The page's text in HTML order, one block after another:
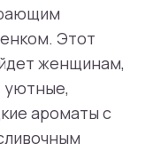
Этот
женщинам,
уютные,
ароматы с